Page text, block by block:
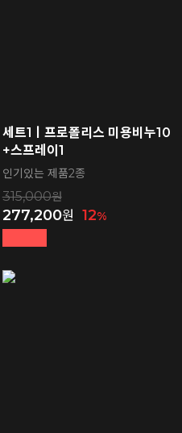
세트1ㅣ프로폴리스 미용비누10
+스프레이1
인기있는 제품2종
277,200
315,000
12